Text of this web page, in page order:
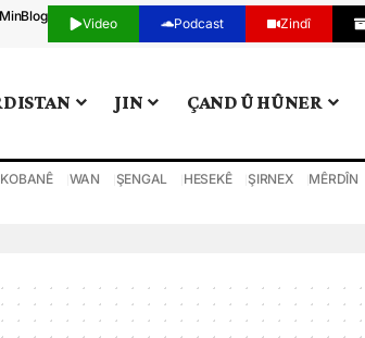
Blog Video Podcast Zindî
JIN ÇAND Û HÛNER
KOBANÊ WAN ŞENGAL HESEKÊ ŞIRNEX MÊRDÎN